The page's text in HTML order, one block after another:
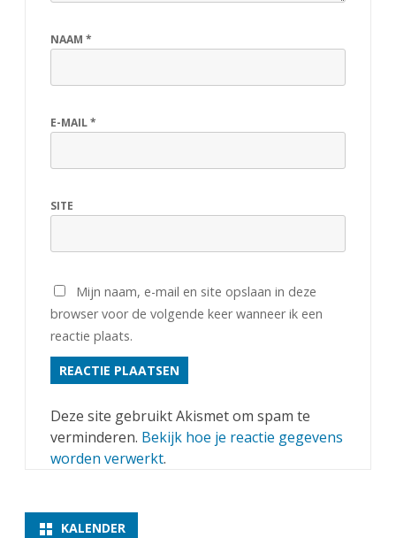
NAAM *
E-MAIL*
SITE
Mijn naam, e-mail en site opslaan in deze
browser voor de volgende keer wanneer ik een
reactie plaats.
Deze site gebruikt Akismet om spam te
verminderen. Bekijk hoe je reactie gegevens
worden verwerkt.
KALENDER